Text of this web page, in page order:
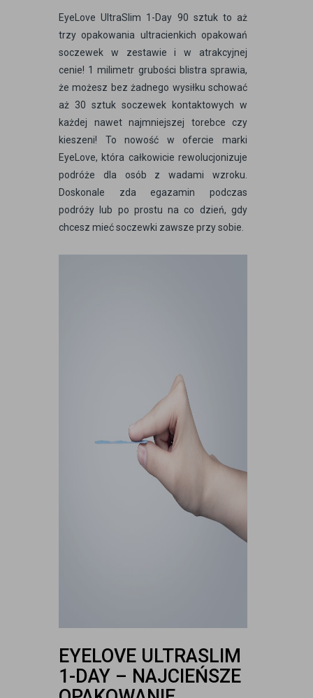
EyeLove UltraSlim 1-Day 90 sztuk to aż
trzy opakowania ultracienkich opakowań
soczewek w zestawie i w atrakcyjnej
cenie! 1 milimetr grubości blistra sprawia,
że możesz bez żadnego wysiłku schować
aż 30 sztuk soczewek kontaktowych w
każdej nawet najmniejszej torebce czy
kieszeni! To nowość w ofercie marki
EyeLove, która całkowicie rewolucjonizuje
podróże dla osób z wadami wzroku.
Doskonale zda egazamin podczas
podróży lub po prostu na co dzień, gdy
chcesz mieć soczewki zawsze przy sobie.
EYELOVE ULTRASLIM
1-DAY – NAJCIEŃSZE